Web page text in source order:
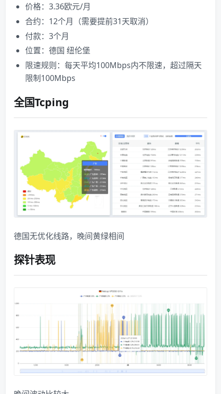
价格：3.36欧元/月
合约：12个月（需要提前31天取消）
付款：3个月
位置：德国 纽伦堡
限速规则：每天平均100Mbps内不限速，超过隔天
限制100Mbps
全国Tcping
德国无优化线路，晚间黄绿相间
探针表现